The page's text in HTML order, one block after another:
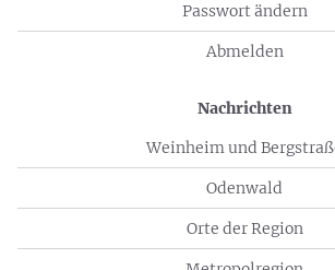
Passwort ändern
Abmelden
Nachrichten
Weinheim und
Odenwald
Orte der Region